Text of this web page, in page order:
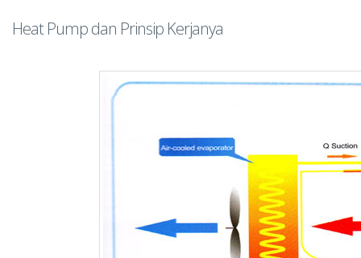
Heat Pump dan Prinsip Kerjanya